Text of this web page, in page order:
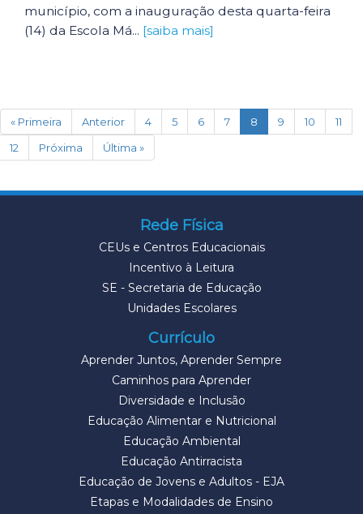
município, com a inauguração desta quarta-feira
(14) da Escola Má... [saiba mais]
« Primeira Anterior 4 5 6 7 8 (current)
9 10
11
12
Próxima Última »
Rede Física
CEUs e Centros Educacionais
Incentivo à Leitura
SE - Secretaria de Educação
Unidades Escolares
Currículo
Aprender Juntos, Aprender Sempre
Caminhos para Aprender
Diversidade e Inclusão
Educação Alimentar e Nutricional
Educação Ambiental
Educação Antirracista
Educação de Jovens e Adultos - EJA
Etapas e Modalidades de Ensino